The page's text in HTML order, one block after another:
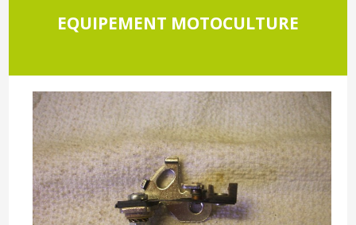
EQUIPEMENT MOTOCULTURE